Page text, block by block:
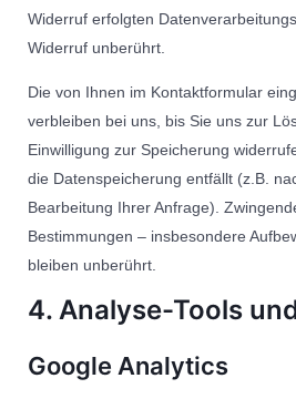
Widerruf erfolgten
Widerruf unberührt.
Die von Ihnen im Kontaktformular
verbleiben bei uns, bis Sie uns zur
Einwilligung zur Speicherung
die Datenspeicherung entfällt (z.B.
Bearbeitung Ihrer Anfrage).
Bestimmungen – insbesondere
bleiben unberührt.
4. Analyse-Tools
Google Analytics